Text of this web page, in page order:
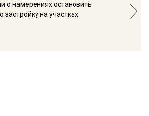
о намерениях остановить
застройку на участках